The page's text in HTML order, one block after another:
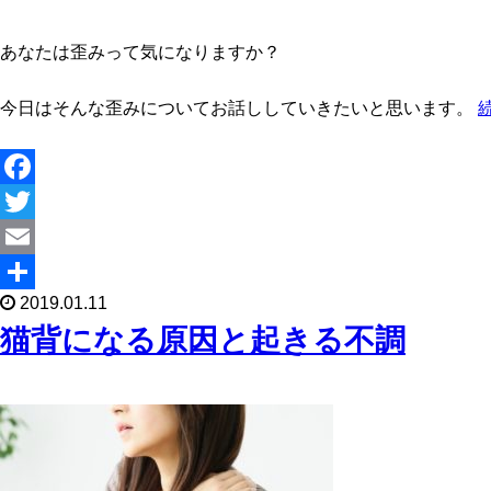
あなたは歪みって気になりますか？
今日はそんな歪みについてお話ししていきたいと思います。
F
a
c
e
b
o
k
T
w
i
t
e
r
E
m
a
l
共
有
2019.01.11
猫背になる原因と起きる不調